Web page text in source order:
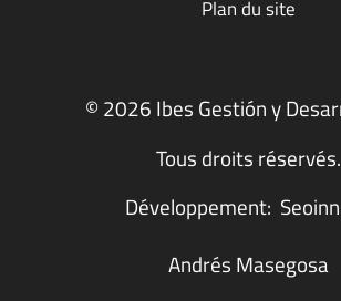
Plan du site
© 2026 Ibes Gestión y
Tous droits réservés.
Développement:
Andrés Masegosa